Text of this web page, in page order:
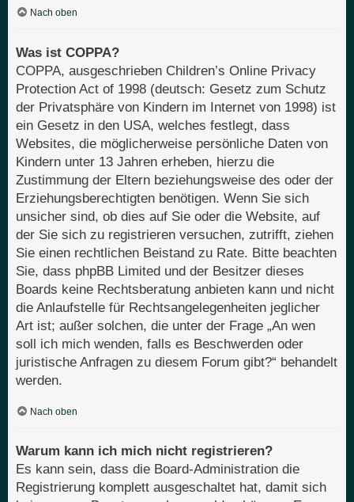
Nach oben
Was ist COPPA?
COPPA, ausgeschrieben Children’s Online Privacy
Protection Act of 1998 (deutsch: Gesetz zum Schutz
der Privatsphäre von Kindern im Internet von 1998) ist
ein Gesetz in den USA, welches festlegt, dass
Websites, die möglicherweise persönliche Daten von
Kindern unter 13 Jahren erheben, hierzu die
Zustimmung der Eltern beziehungsweise des oder der
Erziehungsberechtigten benötigen. Wenn Sie sich
unsicher sind, ob dies auf Sie oder die Website, auf
der Sie sich zu registrieren versuchen, zutrifft, ziehen
Sie einen rechtlichen Beistand zu Rate. Bitte beachten
Sie, dass phpBB Limited und der Besitzer dieses
Boards keine Rechtsberatung anbieten kann und nicht
die Anlaufstelle für Rechtsangelegenheiten jeglicher
Art ist; außer solchen, die unter der Frage „An wen
soll ich mich wenden, falls es Beschwerden oder
juristische Anfragen zu diesem Forum gibt?“ behandelt
werden.
Nach oben
Warum kann ich mich nicht registrieren?
Es kann sein, dass die Board-Administration die
Registrierung komplett ausgeschaltet hat, damit sich